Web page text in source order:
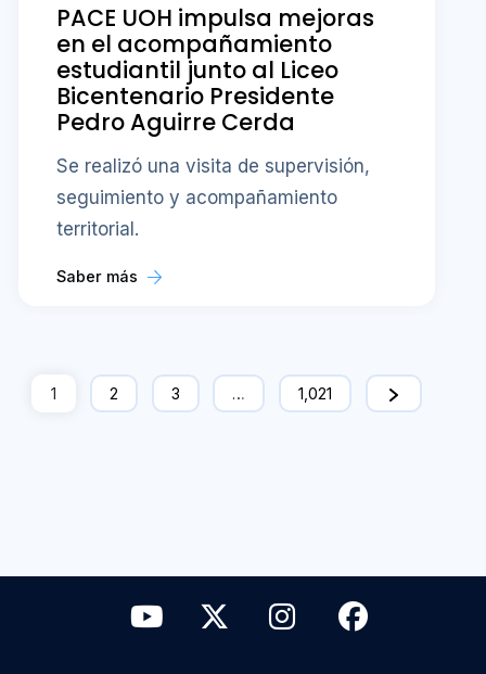
PACE UOH impulsa mejoras
en el acompañamiento
estudiantil junto al Liceo
Bicentenario Presidente
Pedro Aguirre Cerda
Se realizó una visita de supervisión,
seguimiento y acompañamiento
territorial.
Saber más
1 2 3 … 1,021